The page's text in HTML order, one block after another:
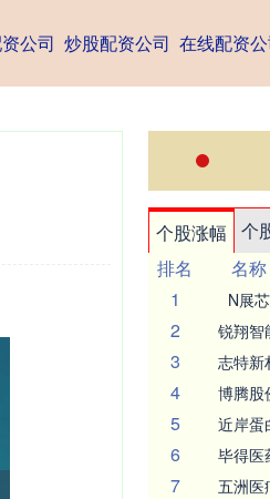
公司 炒股配资公司 在线配资
个股涨幅 个
排名
名称
1
N展芯
2 锐翔智
3 志特新
4 博腾股
5 近岸蛋
6 毕得医
7 五洲医